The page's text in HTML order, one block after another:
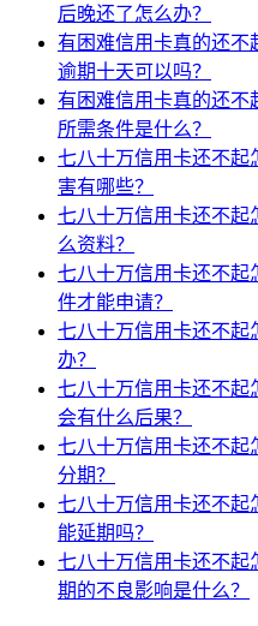
后晚还了怎么办？
有困难信用卡真的还不
逾期十天可以吗？
有困难信用卡真的还不
所需条件是什么？
七八十万信用卡还不起
害有哪些？
七八十万信用卡还不起
么资料？
七八十万信用卡还不起
件才能申请？
七八十万信用卡还不起
办？
七八十万信用卡还不起
会有什么后果？
七八十万信用卡还不起
分期？
七八十万信用卡还不起
能延期吗？
七八十万信用卡还不起
期的不良影响是什么？